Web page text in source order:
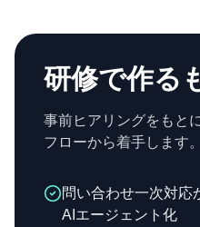
研修で作る
事前ヒアリングをもと
フローから着手します。
問い合わせ一次対応
AIエージェント化